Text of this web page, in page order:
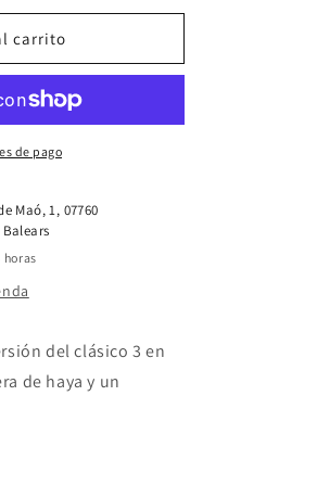
carrito
de pago
Maó, 1, 07760
del clásico 3 en
de haya y un